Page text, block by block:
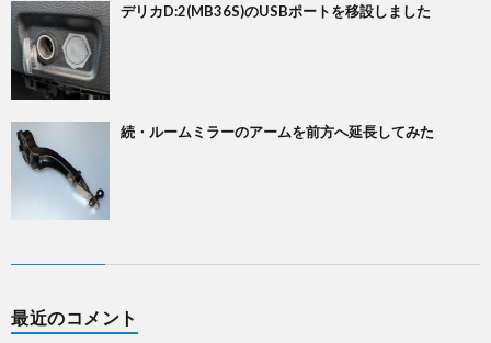
デリカD:2(MB36S)のUSBポートを移設しました
続・ルームミラーのアームを前方へ延長してみた
最近のコメント